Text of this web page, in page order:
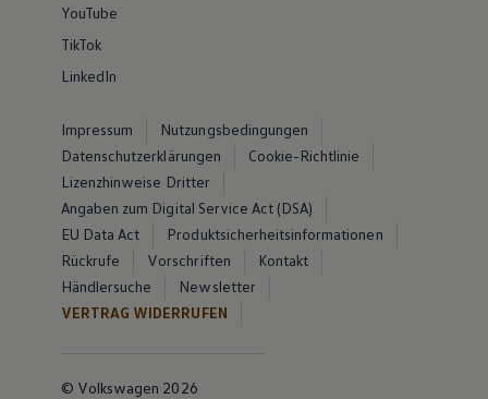
YouTube
TikTok
LinkedIn
Impressum
Nutzungsbedingungen
Datenschutzerklärungen
Cookie-Richtlinie
Lizenzhinweise Dritter
Angaben zum Digital Service Act (DSA)
EU Data Act
Produktsicherheitsinformationen
Rückrufe
Vorschriften
Kontakt
Händlersuche
Newsletter
VERTRAG WIDERRUFEN
© Volkswagen 2026